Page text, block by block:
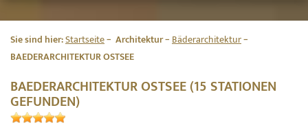
Sie sind hier:Startseite Architektur Bäderarchitektur
BAEDERARCHITEKTUR OSTSEE
BAEDERARCHITEKTUR OSTSEE (15 STATIONEN
GEFUNDEN)